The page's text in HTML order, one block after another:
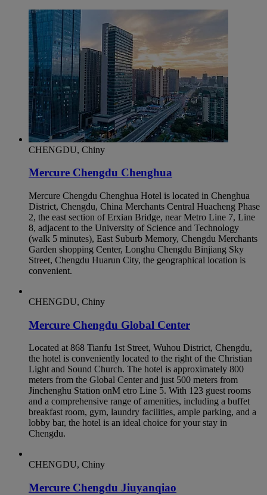
CHENGDU, Chiny
Mercure Chengdu Chenghua
Mercure Chengdu Chenghua Hotel is located in Chenghua
District, Chengdu, China Merchants Central Huacheng Phase
2, the east section of Erxian Bridge, near Metro Line 7, Line
8, adjacent to the University of Science and Technology
(walk 5 minutes), East Suburb Memory, Chengdu Merchants
Garden shopping Center, Longhu Chengdu Binjiang Sky
Street, Chengdu Huarun City, the geographical location is
convenient.
CHENGDU, Chiny
Mercure Chengdu Global Center
Located at 868 Tianfu 1st Street, Wuhou District, Chengdu,
the hotel is conveniently located to the right of the Christian
Light and Sound Church. The hotel is approximately 800
meters from the Global Center and just 500 meters from
Jinchenghu Station onM etro Line 5. With 123 guest rooms
and a comprehensive range of amenities, including a buffet
breakfast room, gym, laundry facilities, ample parking, and a
lobby bar, the hotel is an ideal choice for your stay in
Chengdu.
CHENGDU, Chiny
Mercure Chengdu Jiuyanqiao